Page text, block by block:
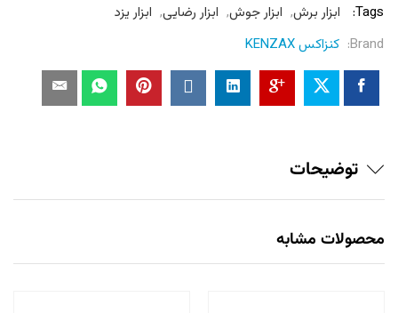
Tags:
ابزار برش, ابزار جوش, ابزار رضایی, ابزار یزد
Brand: کنزاکس KENZAX
توضیحات
محصولات مشابه